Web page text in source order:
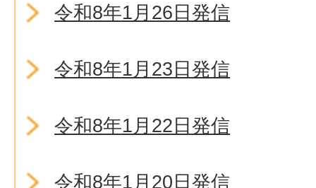
令和8年1月26日発信
令和8年1月23日発信
令和8年1月22日発信
令和8年1月20日発信